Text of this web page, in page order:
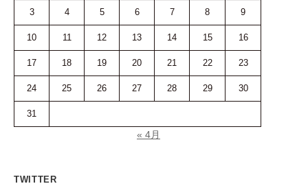
3 4 5 6 7 8 9
10 11 12 13 14 15 16
17 18 19 20 21 22 23
24 25 26 27 28 29 30
31
« 4月
TWITTER